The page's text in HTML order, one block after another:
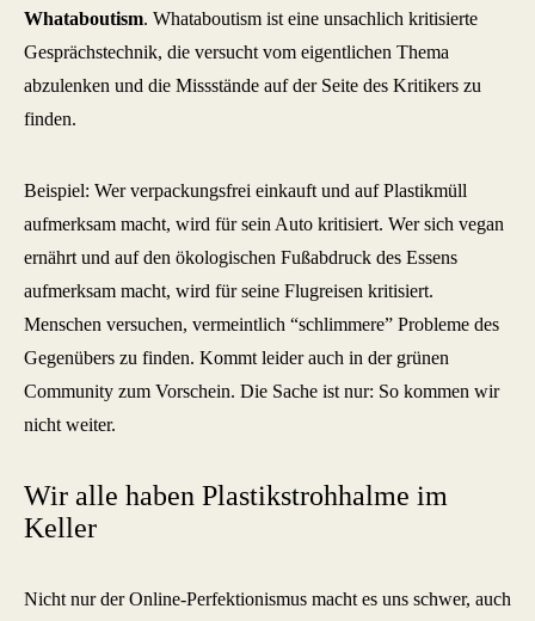
Whataboutism. Whataboutism ist eine unsachlich kritisierte
Gesprächstechnik, die versucht vom eigentlichen Thema
abzulenken und die Missstände auf der Seite des Kritikers zu
finden.
Beispiel: Wer verpackungsfrei einkauft und auf Plastikmüll
aufmerksam macht, wird für sein Auto kritisiert. Wer sich vegan
ernährt und auf den ökologischen Fußabdruck des Essens
aufmerksam macht, wird für seine Flugreisen kritisiert.
Menschen versuchen, vermeintlich “schlimmere” Probleme des
Gegenübers zu finden. Kommt leider auch in der grünen
Community zum Vorschein. Die Sache ist nur: So kommen wir
nicht weiter.
Wir alle haben Plastikstrohhalme im
Keller
Nicht nur der Online-Perfektionismus macht es uns schwer, auch